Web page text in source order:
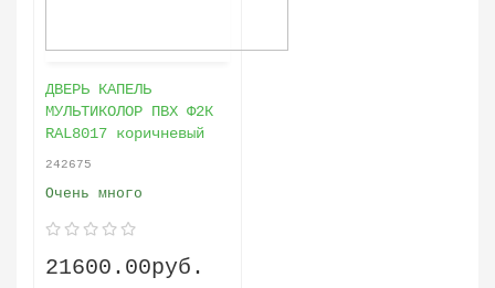
ДВЕРЬ КАПЕЛЬ
МУЛЬТИКОЛОР ПВХ Ф2К
RAL8017 коричневый
242675
Очень много
21600.00руб.